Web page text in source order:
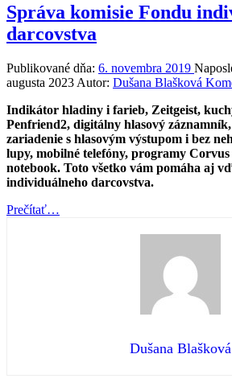
Správa komisie Fondu
darcovstva
Publikované dňa: 6. novembra 2019
augusta 2023 Autor: Dušana Blašková
Indikátor hladiny i farieb, Zeitgeist,
Penfriend2, digitálny hlasový
zariadenie s hlasovým výstupom i bez
lupy, mobilné telefóny, programy
notebook. Toto všetko vám pomáha aj
individuálneho darcovstva.
Prečítať“Správa
…
Dušana Blašková